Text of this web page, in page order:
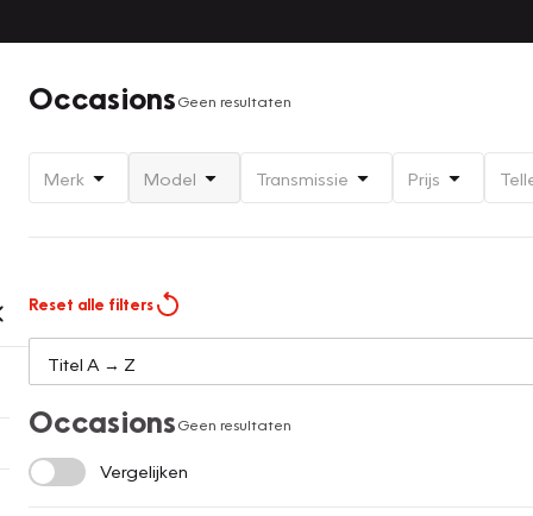
OccasionsGeen resultaten
Merk Model Transmissie Prijs
Reset alle filters
OccasionsGeen resultaten
Vergelijken